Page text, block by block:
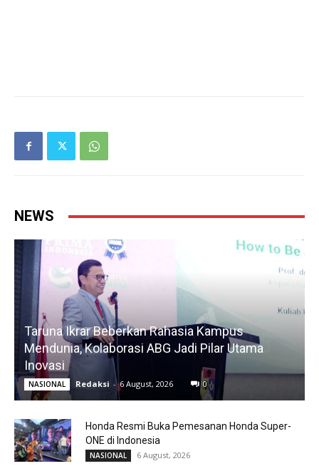
NEWS
Taruna Ikrar Beberkan Rahasia Kampus
Mendunia, Kolaborasi ABG Jadi Pilar Utama
Inovasi
NASIONAL Redaksi - 6 August, 2026 0
Honda Resmi Buka Pemesanan Honda Super-
ONE di Indonesia
NASIONAL 6 August, 2026